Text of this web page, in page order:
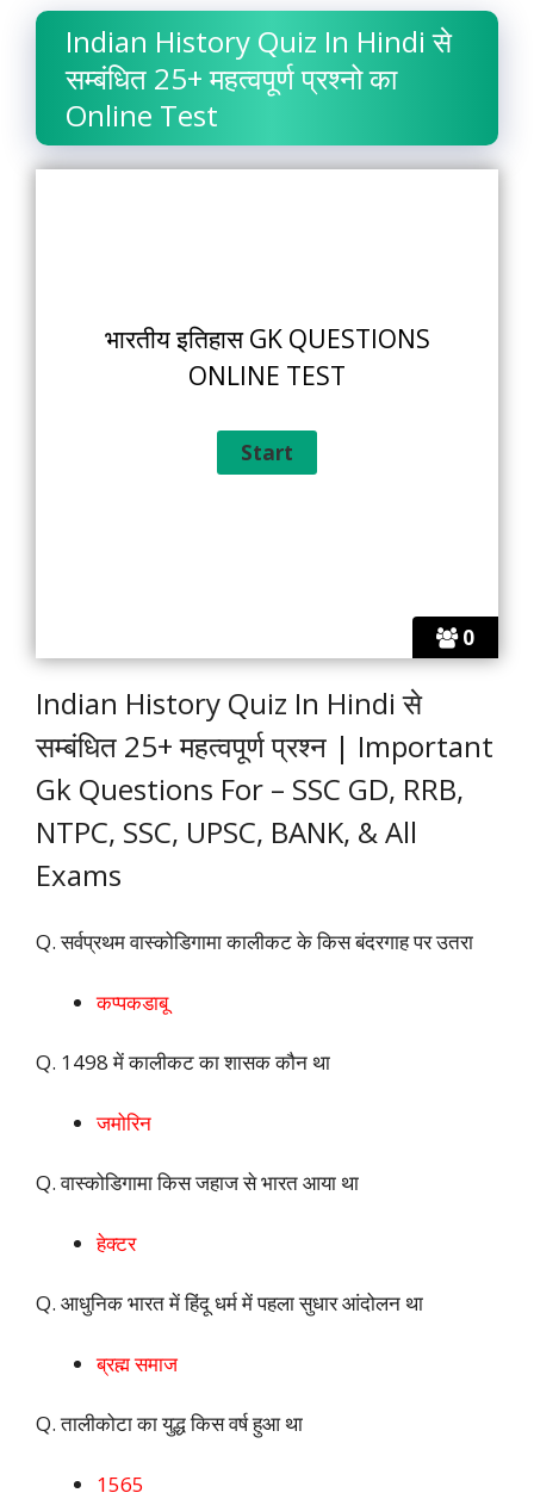
Indian History Quiz In Hindi से
सम्बंधित 25+ महत्वपूर्ण प्रश्नो का
Online Test
0
भारतीय इतिहास GK QUESTIONS
ONLINE TEST
Indian History Quiz In Hindi से
सम्बंधित 25+ महत्वपूर्ण प्रश्न | Important
Gk Questions For – SSC GD, RRB,
NTPC, SSC, UPSC, BANK, & All
Exams
Q. सर्वप्रथम वास्कोडिगामा कालीकट के किस बंदरगाह पर उतरा
कप्पकडाबू
Q. 1498 में कालीकट का शासक कौन था
जमोरिन
Q. वास्कोडिगामा किस जहाज से भारत आया था
हेक्टर
Q. आधुनिक भारत में हिंदू धर्म में पहला सुधार आंदोलन था
ब्रह्म समाज
Q. तालीकोटा का युद्ध किस वर्ष हुआ था
1565